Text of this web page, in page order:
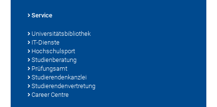
Service
Universitätsbibliothek
IT-Dienste
Hochschulsport
Studienberatung
Prüfungsamt
Studierendenkanzlei
Studierendenvertretung
Career Centre